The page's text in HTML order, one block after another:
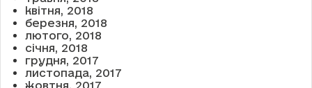
квітня, 2018
березня, 2018
лютого, 2018
січня, 2018
грудня, 2017
листопада, 2017
жовтня, 2017